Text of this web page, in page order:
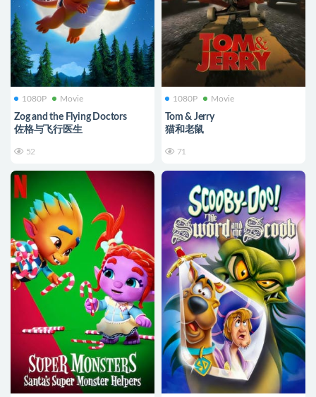
1080P Movie
Zog and the Flying Doctors
佐格与飞行医生
52
1080P Movie
Tom & Jerry
猫和老鼠
71